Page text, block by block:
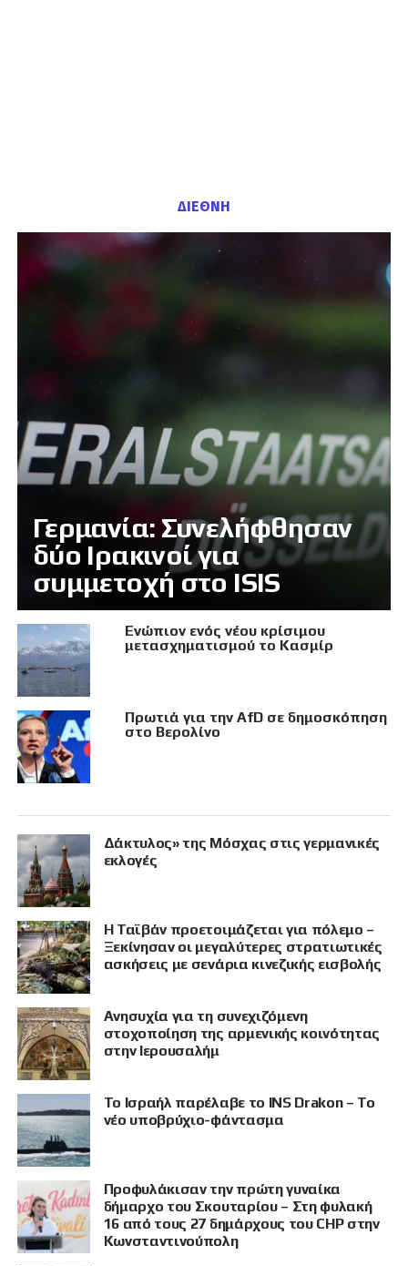
ΔΙΕΘΝΗ
Γερμανία: Συνελήφθησαν
δύο Ιρακινοί για
συμμετοχή στο ISIS
Eνώπιον ενός νέου κρίσιμου
μετασχηματισμού το Κασμίρ
Πρωτιά για την AfD σε δημοσκόπηση
στο Βερολίνο
Δάκτυλος» της Μόσχας στις γερμανικές
εκλογές
Η Ταϊβάν προετοιμάζεται για πόλεμο –
Ξεκίνησαν οι μεγαλύτερες στρατιωτικές
ασκήσεις με σενάρια κινεζικής εισβολής
Ανησυχία για τη συνεχιζόμενη
στοχοποίηση της αρμενικής κοινότητας
στην Ιερουσαλήμ
Το Ισραήλ παρέλαβε το INS Drakon – Το
νέο υποβρύχιο-φάντασμα
Προφυλάκισαν την πρώτη γυναίκα
δήμαρχο του Σκουταρίου – Στη φυλακή
16 από τους 27 δημάρχους του CHP στην
Κωνσταντινούπολη